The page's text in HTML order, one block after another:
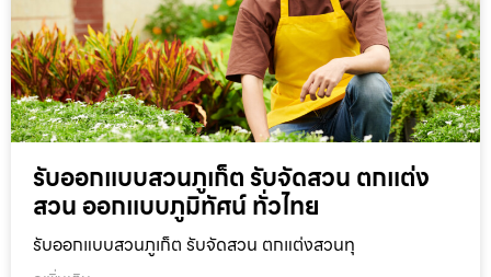
รับออกแบบสวนภูเก็ต รับจัดสวน ตกแต่ง
สวน ออกแบบภูมิทัศน์ ทั่วไทย
รับออกแบบสวนภูเก็ต รับจัดสวน ตกแต่งสวนทุ